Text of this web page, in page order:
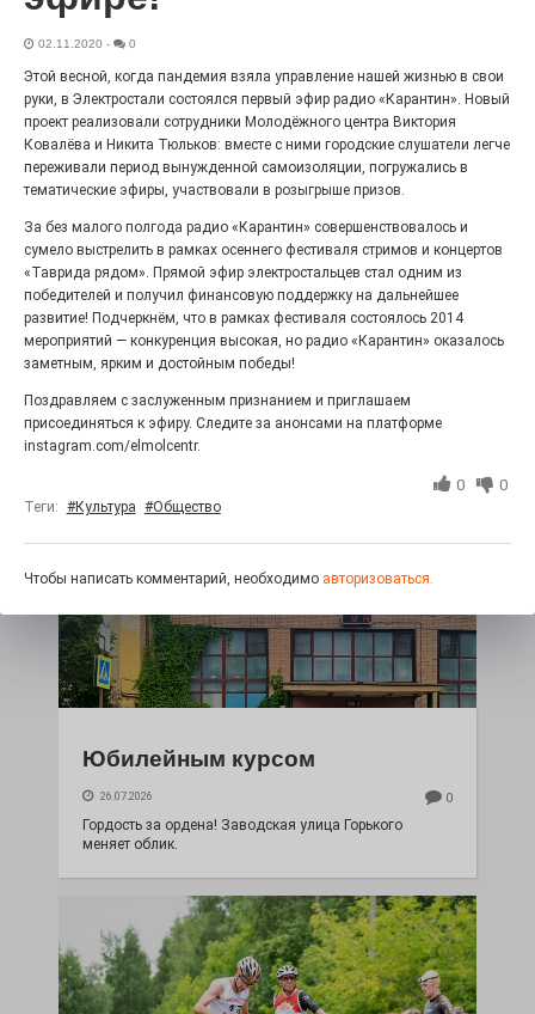
27.07.2026
Радость в квадрате! На этой неделе электростальцев
100 футов под килем!
«С ними дядька Черномор»
Юбилейным курсом
26.07.2026 0
Гордость за ордена! Заводская улица Горького
меняет облик.
02.11.2020 - 0
Этой весной, когда пандемия взяла управление нашей жизнью в свои
руки, в Электростали состоялся первый эфир радио «Карантин». Новый
проект реализовали сотрудники Молодёжного центра Виктория
Ковалёва и Никита Тюльков: вместе с ними городские слушатели легче
переживали период вынужденной самоизоляции, погружались в
тематические эфиры, участвовали в розыгрыше призов.
За без малого полгода радио «Карантин» совершенствовалось и
сумело выстрелить в рамках осеннего фестиваля стримов и концертов
«Таврида рядом». Прямой эфир электростальцев стал одним из
победителей и получил финансовую поддержку на дальнейшее
развитие! Подчеркнём, что в рамках фестиваля состоялось 2014
мероприятий — конкуренция высокая, но радио «Карантин» оказалось
заметным, ярким и достойным победы!
Поздравляем с заслуженным признанием и приглашаем
присоединяться к эфиру. Следите за анонсами на платформе
instagram.com/elmolcentr.
0 0
Теги: #Культура #Общество
Чтобы написать комментарий, необходимо авторизоваться.